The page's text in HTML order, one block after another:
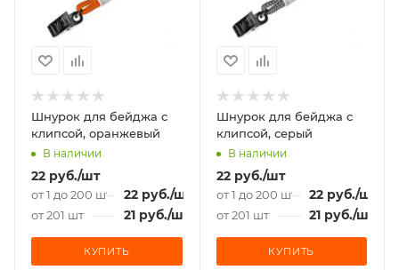
Шнурок для бейджа с
клипсой, оранжевый
В наличии
22 руб./шт
от 1 до 200 шт 22 руб./шт
от 201 шт 21 руб./шт
КУПИТЬ
Шнурок для бейджа с
клипсой, серый
В наличии
22руб./шт
от 1 до 200 шт 22руб./шт
от 201 шт 21руб./шт
КУПИТЬ